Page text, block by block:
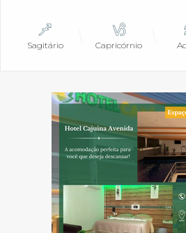
Sagitário Capricórnio